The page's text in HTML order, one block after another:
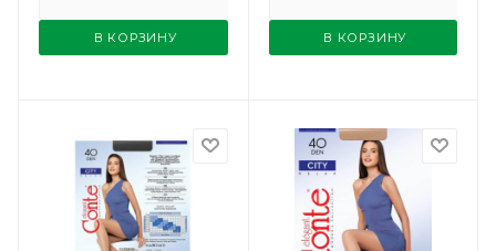
В КОРЗИНУ В КОРЗИНУ